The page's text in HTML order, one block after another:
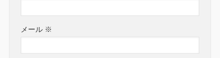
メール ※